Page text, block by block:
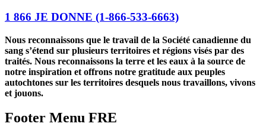
1 866 JE DONNE (1-866-533-6663)
Nous reconnaissons que le travail de la Société canadienne du
sang s’étend sur plusieurs territoires et régions visés par des
traités. Nous reconnaissons la terre et les eaux à la source de
notre inspiration et offrons notre gratitude aux peuples
autochtones sur les territoires desquels nous travaillons, vivons
et jouons.
Footer Menu FRE